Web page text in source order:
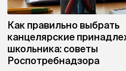
Как правильно выбрать
канцелярские
школьника: советы
Роспотребнадзора